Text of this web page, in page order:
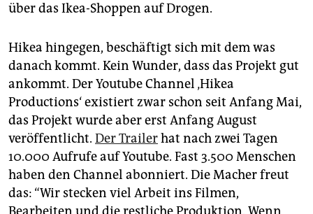
über das Ikea-Shoppen auf Drogen.
Hikea hingegen, beschäftigt sich mit dem was
danach kommt. Kein Wunder, dass das Projekt gut
ankommt. Der Youtube Channel ‚Hikea
Productions‘ existiert zwar schon seit Anfang Mai,
das Projekt wurde aber erst Anfang August
veröffentlicht. Der Trailerhat nach zwei Tagen
10.000 Aufrufe auf Youtube. Fast 3.500 Menschen
haben den Channel abonniert. Die Macher freut
das: “Wir stecken viel Arbeit ins Filmen,